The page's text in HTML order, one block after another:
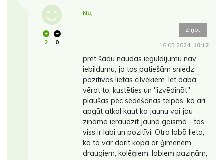
2 0
Nu,
Ziņot
16.03.2024. 10:12
pret šādu naudas ieguldījumu nav
iebildumu, jo tas patiešām sniedz
pozitīvas lietas cilvēkiem. Iet dabā,
vērot to, kustēties un ''izvēdināt''
plaušas pēc sēdēšanas telpās, kā arī
apgūt atkal kaut ko jaunu vai jau
zināmo ieraudzīt jaunā gaismā - tas
viss ir labi un pozitīvi. Otra labā lieta,
ka to var darīt kopā ar ģimenēm,
draugiem, kolēģiem, labiem paziņām,